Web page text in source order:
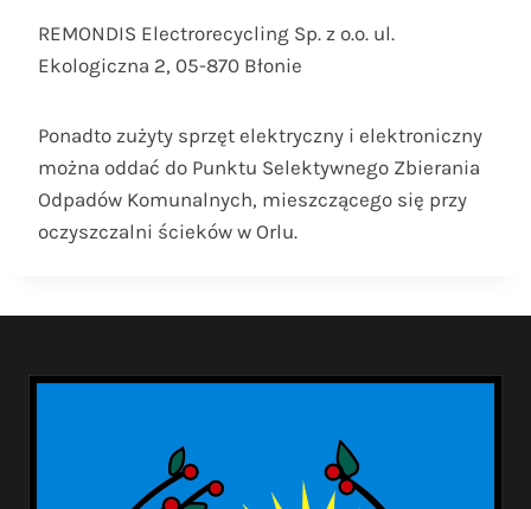
REMONDIS Electrorecycling Sp. z o.o. ul.
Ekologiczna 2, 05-870 Błonie
Ponadto zużyty sprzęt elektryczny i elektroniczny
można oddać do Punktu Selektywnego Zbierania
Odpadów Komunalnych, mieszczącego się przy
oczyszczalni ścieków w Orlu.